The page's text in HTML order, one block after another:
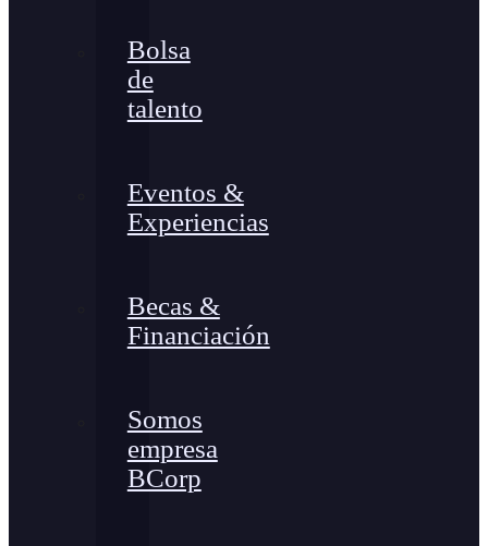
Bolsa
de
talento
Eventos &
Experiencias
Becas &
Financiación
Somos
empresa
BCorp